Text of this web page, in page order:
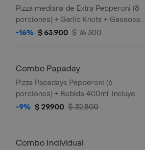
Pizza mediana de Extra Pepperoni (8
porciones) + Garlic Knots + Gaseosa
1,5L. Incluye Salsa de Ajo, Sazonador
-16% $ 63.900 $ 76.300
Combo Papaday
Pizza Papadays Pepperoni (6
porciones) + Bebida 400ml. Incluye
Salsa de Ajo, Sazonador Pimienta
-9% $ 29.900 $ 32.800
Combo Individual